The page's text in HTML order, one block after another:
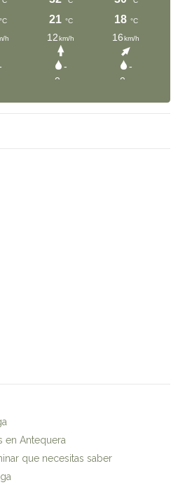
en Antequera
que necesitas saber